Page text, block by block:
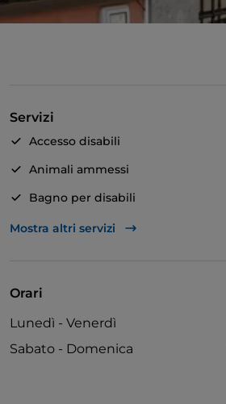
Servizi
Accesso disabili
Animali ammessi
Bagno per disabili
Cocktail
Mostra altri servizi
Orari
Lunedì - Venerdì
Sabato - Domenica